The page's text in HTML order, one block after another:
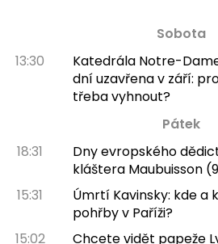
Sobota
13:30
Katedrála Notre-
dní uzavřena v září:
třeba vyhnout?
Pátek
18:31
Dny evropského
kláštera Maubuisson
15:31
Úmrtí Kavinsky: kde a
pohřby v Paříži?
15:02
Chcete vidět papeže